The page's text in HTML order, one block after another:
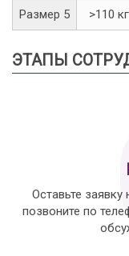
Размер 5 >110 кг
ЭТАПЫ
Оставьте заявку
позвоните по